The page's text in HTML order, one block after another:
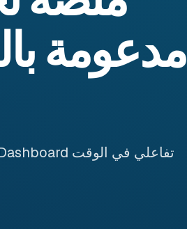
مدعومة